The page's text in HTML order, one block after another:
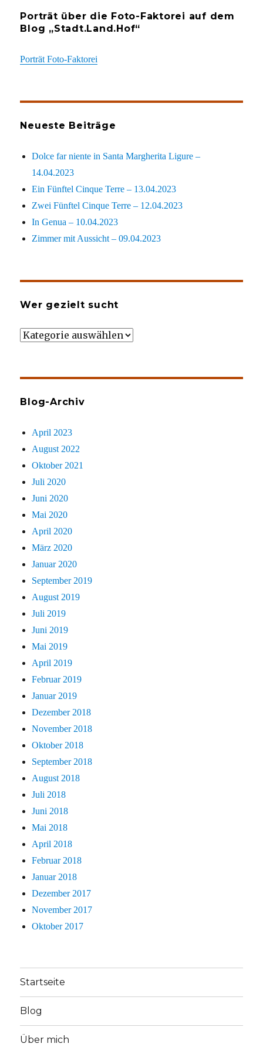
Porträt über die Foto-Faktorei auf dem
Blog „Stadt.Land.Hof“
Porträt Foto-Faktorei
Neueste Beiträge
Dolce far niente in Santa Margherita Ligure –
14.04.2023
Ein Fünftel Cinque Terre – 13.04.2023
Zwei Fünftel Cinque Terre – 12.04.2023
In Genua – 10.04.2023
Zimmer mit Aussicht – 09.04.2023
Wer gezielt sucht
Wer
Blog-Archiv
April 2023
August 2022
Oktober 2021
Juli 2020
Juni 2020
Mai 2020
April 2020
März 2020
Januar 2020
September 2019
August 2019
Juli 2019
Juni 2019
Mai 2019
April 2019
Februar 2019
Januar 2019
Dezember 2018
November 2018
Oktober 2018
September 2018
August 2018
Juli 2018
Juni 2018
Mai 2018
April 2018
Februar 2018
Januar 2018
Dezember 2017
November 2017
Oktober 2017
Startseite
Blog
Über mich